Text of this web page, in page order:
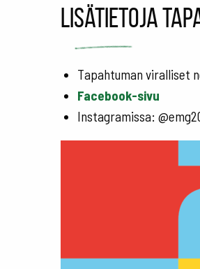
Lisätietoja
Tapahtuman viralliset
Facebook-sivu
Instagramissa: